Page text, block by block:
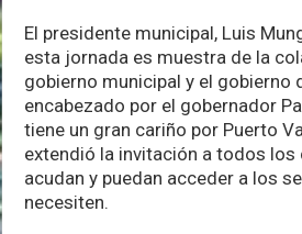
El presidente municipal, Luis
esta jornada es muestra de la
gobierno municipal y el gobierno
encabezado por el gobernador
tiene un gran cariño por Puerto
extendió la invitación a todos los
acudan y puedan acceder a los
necesiten.